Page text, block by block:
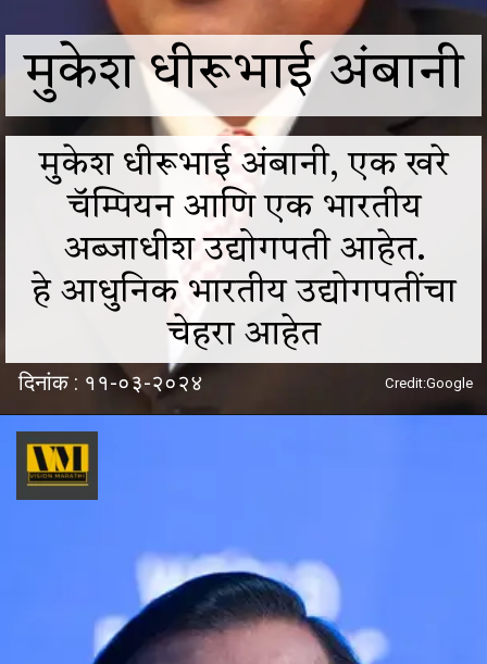
मुकेश धीरूभाई अंबानी
मुकेश धीरूभाई अंबानी, एक खरे
चॅम्पियन आणि एक भारतीय
अब्जाधीश उद्योगपती आहेत.
हे आधुनिक भारतीय उद्योगपतींचा
चेहरा आहेत
Credit:Google
दिनांक : ११-०३-२०२४